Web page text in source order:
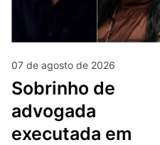
07 de agosto de 2026
sobrinho de
advogada
executada em